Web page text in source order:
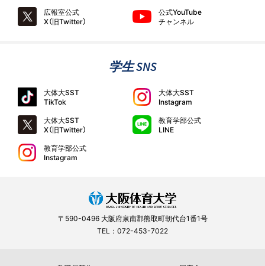
広報室公式
X（旧Twitter）
公式YouTube
チャンネル
学生 SNS
大体大SST
TikTok
大体大SST
Instagram
大体大SST
X（旧Twitter）
教育学部公式
LINE
教育学部公式
Instagram
〒590-0496 大阪府泉南郡熊取町朝代台1番1号
TEL：072-453-7022